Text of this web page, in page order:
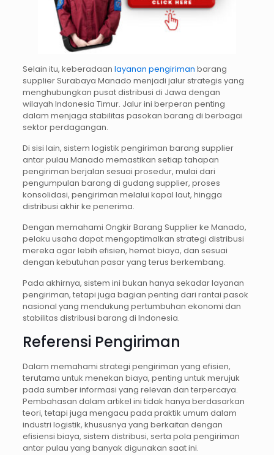
Selain itu, keberadaan layanan pengiriman barang
supplier Surabaya Manado menjadi jalur strategis yang
menghubungkan pusat distribusi di Jawa dengan
wilayah Indonesia Timur. Jalur ini berperan penting
dalam menjaga stabilitas pasokan barang di berbagai
sektor perdagangan.
Di sisi lain, sistem logistik pengiriman barang supplier
antar pulau Manado memastikan setiap tahapan
pengiriman berjalan sesuai prosedur, mulai dari
pengumpulan barang di gudang supplier, proses
konsolidasi, pengiriman melalui kapal laut, hingga
distribusi akhir ke penerima.
Dengan memahami Ongkir Barang Supplier ke Manado,
pelaku usaha dapat mengoptimalkan strategi distribusi
mereka agar lebih efisien, hemat biaya, dan sesuai
dengan kebutuhan pasar yang terus berkembang.
Pada akhirnya, sistem ini bukan hanya sekadar layanan
pengiriman, tetapi juga bagian penting dari rantai pasok
nasional yang mendukung pertumbuhan ekonomi dan
stabilitas distribusi barang di Indonesia.
Referensi Pengiriman
Dalam memahami strategi pengiriman yang efisien,
terutama untuk menekan biaya, penting untuk merujuk
pada sumber informasi yang relevan dan terpercaya.
Pembahasan dalam artikel ini tidak hanya berdasarkan
teori, tetapi juga mengacu pada praktik umum dalam
industri logistik, khususnya yang berkaitan dengan
efisiensi biaya, sistem distribusi, serta pola pengiriman
antar pulau yang banyak digunakan saat ini.